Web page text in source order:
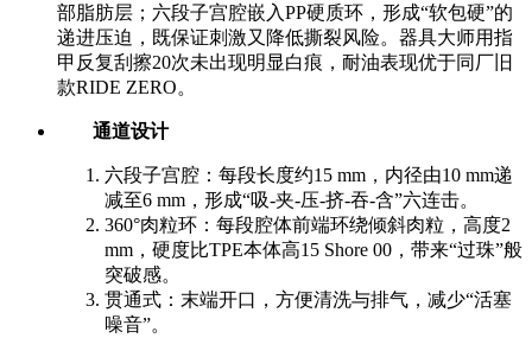
部脂肪层；六段子宫腔嵌入PP硬质环，形成“软包硬”的
递进压迫，既保证刺激又降低撕裂风险。器具大师用指
甲反复刮擦20次未出现明显白痕，耐油表现优于同厂旧
款RIDE ZERO。
通道设计
六段子宫腔：每段长度约15 mm，内径由10 mm递
减至6 mm，形成“吸-夹-压-挤-吞-含”六连击。
360°肉粒环：每段腔体前端环绕倾斜肉粒，高度2
mm，硬度比TPE本体高15 Shore 00，带来“过珠”般
突破感。
贯通式：末端开口，方便清洗与排气，减少“活塞
噪音”。